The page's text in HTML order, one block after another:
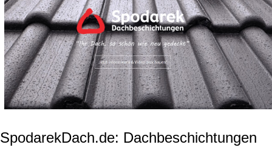
SpodarekDach.de: Dachbeschichtungen